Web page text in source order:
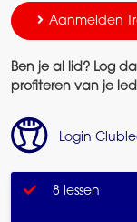
Aanmelden
Ben je al lid? Log
profiteren van je
Login
8 lessen